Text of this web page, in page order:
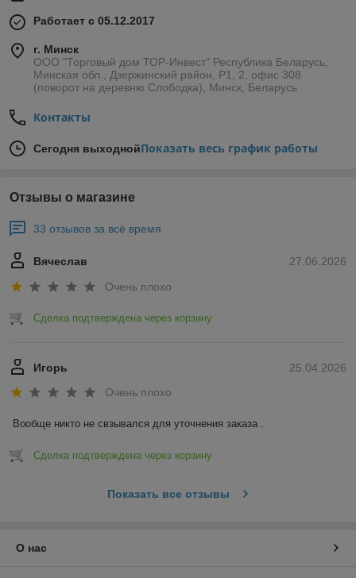
Работает с 05.12.2017
г. Минск
ООО "Торговый дом ТОР-Инвест" Республика Беларусь,
Минская обл., Дзержинский район, Р1, 2, офис 308
(поворот на деревню Слободка), Минск, Беларусь
Контакты
Сегодня выходнойПоказать весь график работы
Отзывы о магазине
33 отзывов за всё время
27.06.2026
Вячеслав
Очень плохо
Сделка подтверждена через корзину
25.04.2026
Игорь
Очень плохо
Вообще никто не свзывался для уточнения заказа .
Сделка подтверждена через корзину
Показать все отзывы
О нас